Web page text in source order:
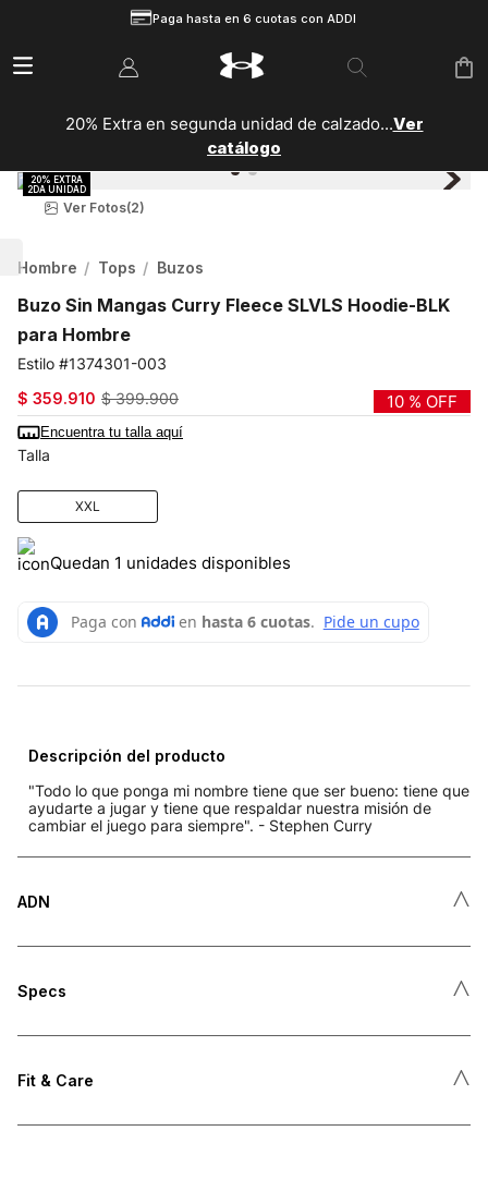
Paga hasta en 6 cuotas con ADDI
20% Extra en segunda unidad de calzado...Ver
catálogo
Ver Fotos(2)
Hombre Tops Buzos
Buzo Sin Mangas Curry Fleece SLVLS Hoodie-BLK
para Hombre
1374301-003
$ 359.910 $ 399.900 10 % OFF
Encuentra tu talla aquí
Talla
XXL
Quedan 1 unidades disponibles
Descripción del producto
"Todo lo que ponga mi nombre tiene que ser bueno: tiene que
ayudarte a jugar y tiene que respaldar nuestra misión de
cambiar el juego para siempre". - Stephen Curry
ADN ˄
Specs ˄
Fit & Care ˄